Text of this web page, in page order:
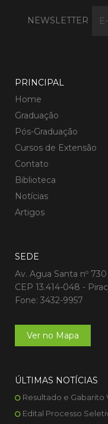
NEWSLETTER
PRINCIPAL
Home
Graduação
Pós-Graduação
Cursos de Extensão
Contato
Biblioteca
Notícias
Artigos
SEDE
Av. Agua Santa nº
CEP 13.414-048 -
Fone: 3432-9957
Ver no Mapa
ÚLTIMAS NOTÍCIAS
Resultado e Gabarito
Edital Processo